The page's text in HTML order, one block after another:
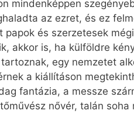
mindenképpen
az ezret, és ez
papok és szerzetesek
akkor is, ha külföldre
egy nemzetet
a kiállításon
fantázia, a messze
nővér, talán